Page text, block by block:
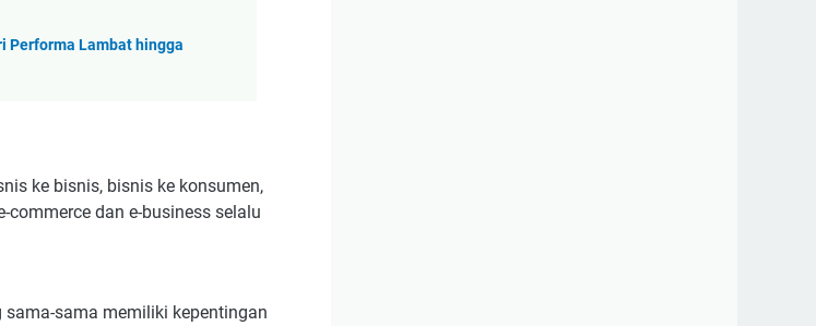
Performa Lambat hingga
ke bisnis, bisnis ke konsumen,
dan e-business selalu
sama memiliki kepentingan